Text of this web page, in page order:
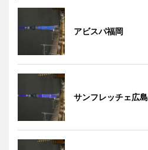
アビスパ福岡
サンフレッチェ広島